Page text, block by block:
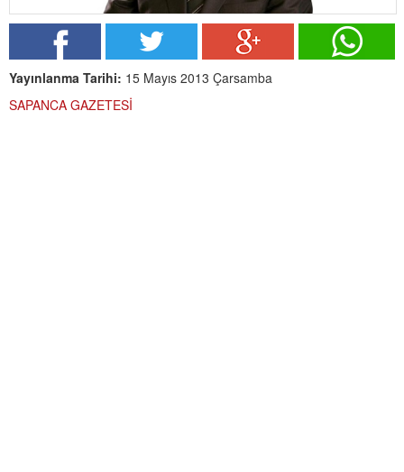
Yayınlanma Tarihi: 15 Mayıs 2013 Çarsamba
SAPANCA GAZETESİ